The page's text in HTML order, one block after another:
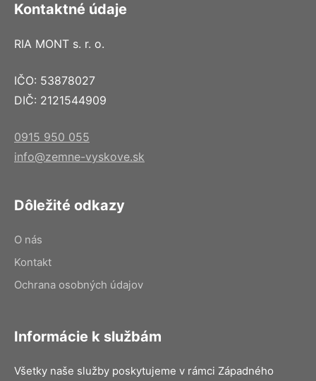
Kontaktné údaje
RIA MONT s. r. o.
IČO: 53878027
DIČ: 2121544909
0915 950 055
info@zemne-vyskove.sk
Dôležité odkazy
O nás
Kontakt
Ochrana osobných údajov
Informácie k službám
Všetky naše služby poskytujeme v rámci Západného